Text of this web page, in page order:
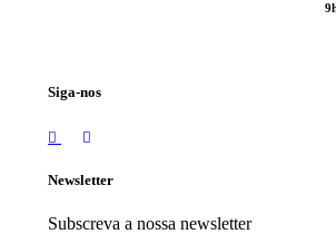
Siga-nos
Newsletter
Subscreva a nossa newsletter